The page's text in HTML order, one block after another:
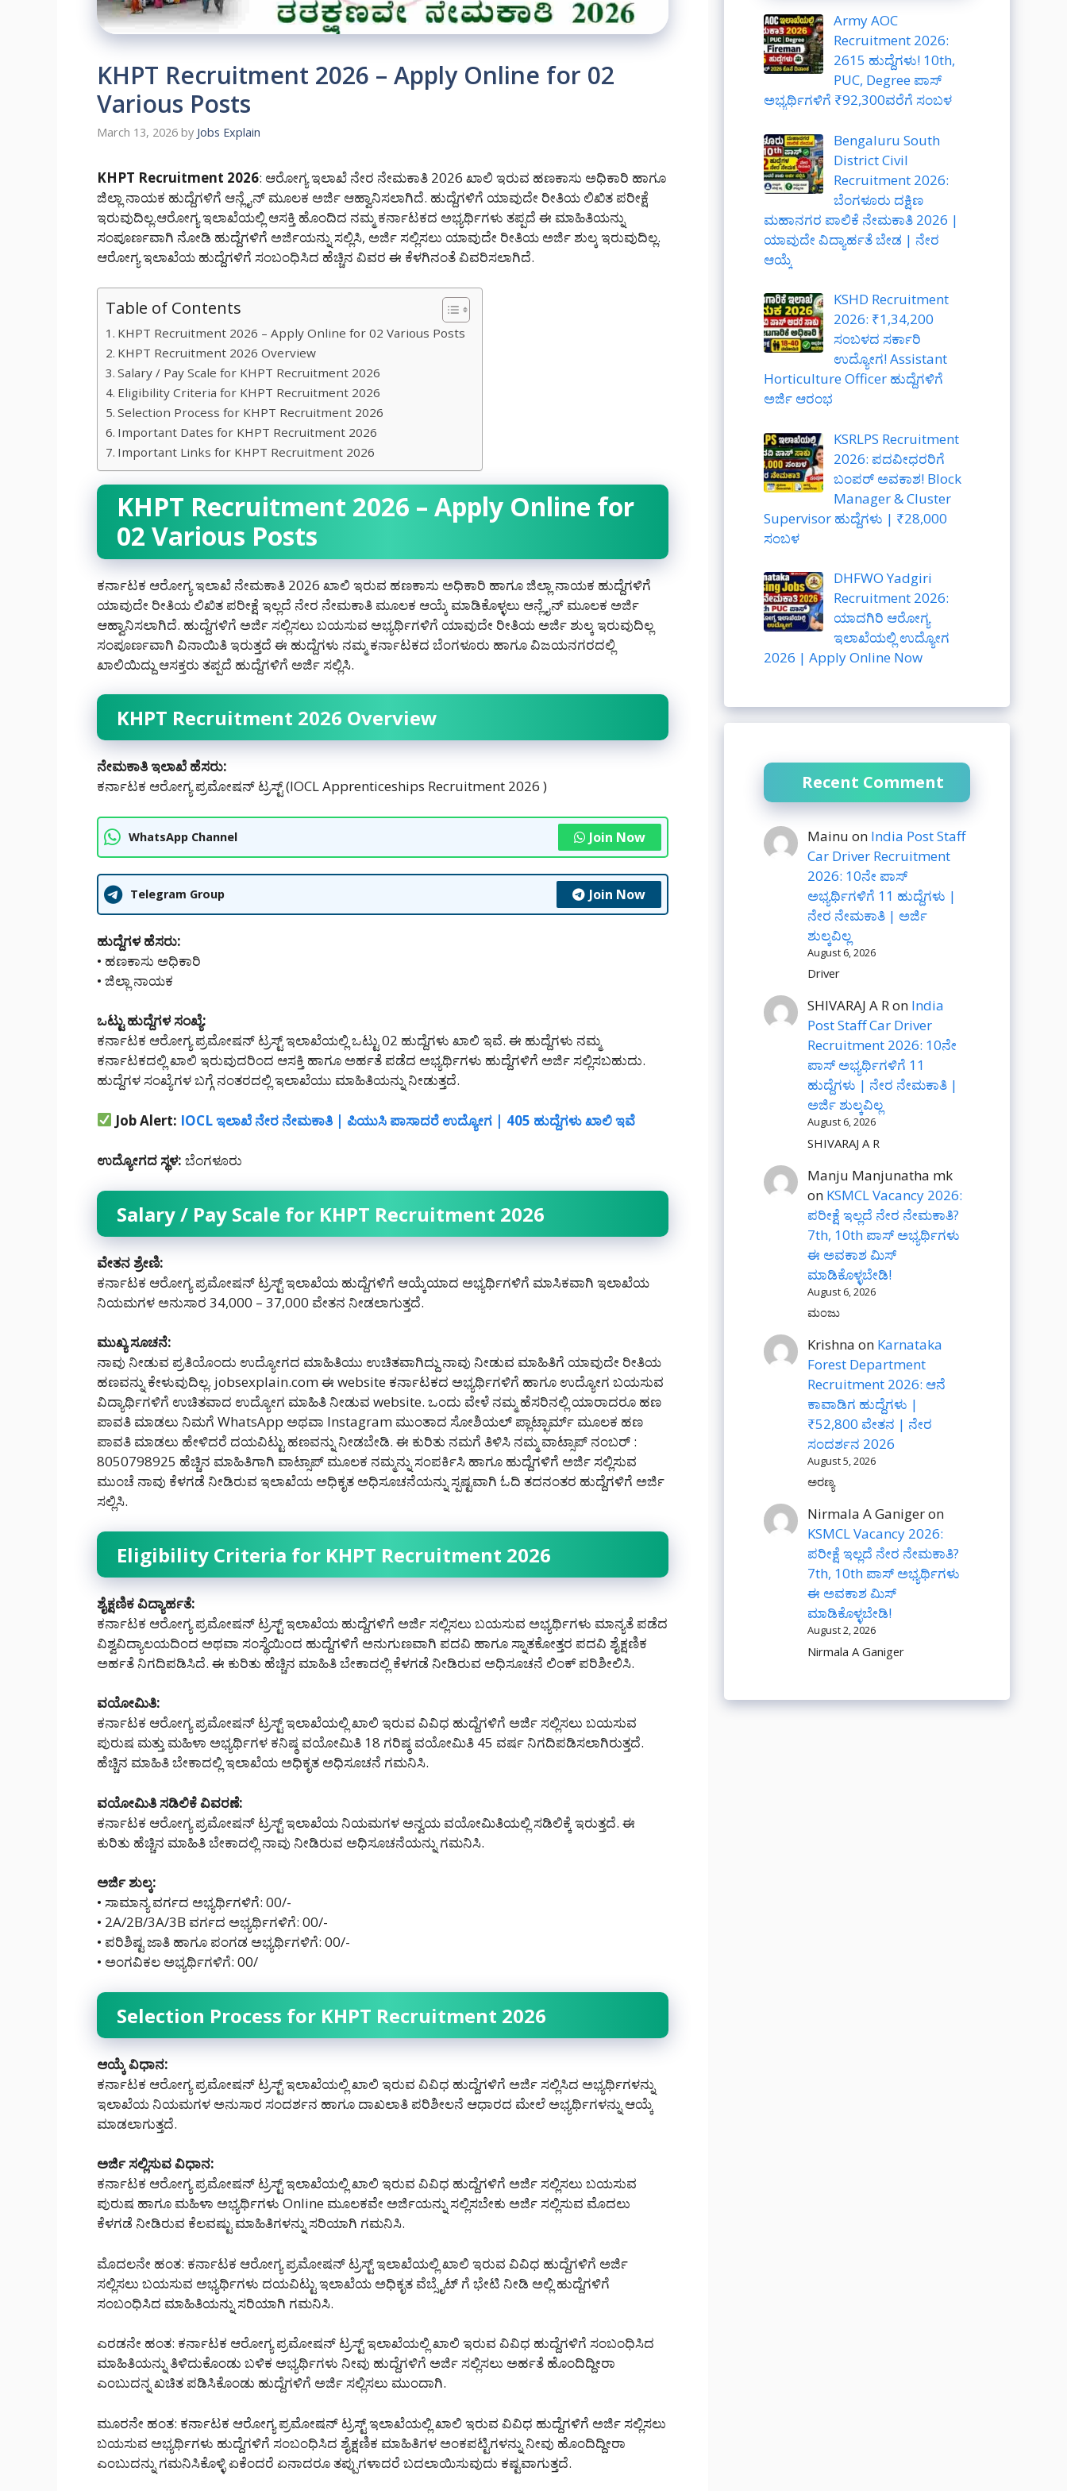
KHPT Recruitment 2026 – Apply Online for 02
Various Posts
March 13, 2026 by Jobs Explain
KHPT Recruitment 2026: ಆರೋಗ್ಯ ಇಲಾಖೆ ನೇರ ನೇಮಕಾತಿ 2026 ಖಾಲಿ ಇರುವ ಹಣಕಾಸು ಅಧಿಕಾರಿ ಹಾಗೂ
ಜಿಲ್ಲಾ ನಾಯಕ ಹುದ್ದೆಗಳಿಗೆ ಆನ್ಲೈನ್ ಮೂಲಕ ಅರ್ಜಿ ಆಹ್ವಾನಿಸಲಾಗಿದೆ. ಹುದ್ದೆಗಳಿಗೆ ಯಾವುದೇ ರೀತಿಯ ಲಿಖಿತ ಪರೀಕ್ಷೆ
ಇರುವುದಿಲ್ಲ.ಆರೋಗ್ಯ ಇಲಾಖೆಯಲ್ಲಿ ಆಸಕ್ತಿ ಹೊಂದಿದ ನಮ್ಮ ಕರ್ನಾಟಕದ ಅಭ್ಯರ್ಥಿಗಳು ತಪ್ಪದೆ ಈ ಮಾಹಿತಿಯನ್ನು
ಸಂಪೂರ್ಣವಾಗಿ ನೋಡಿ ಹುದ್ದೆಗಳಿಗೆ ಅರ್ಜಿಯನ್ನು ಸಲ್ಲಿಸಿ, ಅರ್ಜಿ ಸಲ್ಲಿಸಲು ಯಾವುದೇ ರೀತಿಯ ಅರ್ಜಿ ಶುಲ್ಕ ಇರುವುದಿಲ್ಲ.
ಆರೋಗ್ಯ ಇಲಾಖೆಯ ಹುದ್ದೆಗಳಿಗೆ ಸಂಬಂಧಿಸಿದ ಹೆಚ್ಚಿನ ವಿವರ ಈ ಕೆಳಗಿನಂತೆ ವಿವರಿಸಲಾಗಿದೆ.
Table of Contents
KHPT Recruitment 2026 – Apply Online for 02 Various Posts
KHPT Recruitment 2026 Overview
Salary / Pay Scale for KHPT Recruitment 2026
Eligibility Criteria for KHPT Recruitment 2026
Selection Process for KHPT Recruitment 2026
Important Dates for KHPT Recruitment 2026
Important Links for KHPT Recruitment 2026
KHPT Recruitment 2026 – Apply Online for
02 Various Posts
ಕರ್ನಾಟಕ ಆರೋಗ್ಯ ಇಲಾಖೆ ನೇಮಕಾತಿ 2026 ಖಾಲಿ ಇರುವ ಹಣಕಾಸು ಅಧಿಕಾರಿ ಹಾಗೂ ಜಿಲ್ಲಾ ನಾಯಕ ಹುದ್ದೆಗಳಿಗೆ
ಯಾವುದೇ ರೀತಿಯ ಲಿಖಿತ ಪರೀಕ್ಷೆ ಇಲ್ಲದೆ ನೇರ ನೇಮಕಾತಿ ಮೂಲಕ ಆಯ್ಕೆ ಮಾಡಿಕೊಳ್ಳಲು ಆನ್ಲೈನ್ ಮೂಲಕ ಅರ್ಜಿ
ಆಹ್ವಾನಿಸಲಾಗಿದೆ. ಹುದ್ದೆಗಳಿಗೆ ಅರ್ಜಿ ಸಲ್ಲಿಸಲು ಬಯಸುವ ಅಭ್ಯರ್ಥಿಗಳಿಗೆ ಯಾವುದೇ ರೀತಿಯ ಅರ್ಜಿ ಶುಲ್ಕ ಇರುವುದಿಲ್ಲ
ಸಂಪೂರ್ಣವಾಗಿ ವಿನಾಯಿತಿ ಇರುತ್ತದೆ ಈ ಹುದ್ದೆಗಳು ನಮ್ಮ ಕರ್ನಾಟಕದ ಬೆಂಗಳೂರು ಹಾಗೂ ವಿಜಯನಗರದಲ್ಲಿ
ಖಾಲಿಯಿದ್ದು ಆಸಕ್ತರು ತಪ್ಪದೆ ಹುದ್ದೆಗಳಿಗೆ ಅರ್ಜಿ ಸಲ್ಲಿಸಿ.
KHPT Recruitment 2026 Overview
ನೇಮಕಾತಿ ಇಲಾಖೆ ಹೆಸರು:
ಕರ್ನಾಟಕ ಆರೋಗ್ಯ ಪ್ರಮೋಷನ್ ಟ್ರಸ್ಟ್ (IOCL Apprenticeships Recruitment 2026 )
WhatsApp Channel Join Now
Telegram Group Join Now
ಹುದ್ದೆಗಳ ಹೆಸರು:
• ಹಣಕಾಸು ಅಧಿಕಾರಿ
• ಜಿಲ್ಲಾ ನಾಯಕ
ಒಟ್ಟು ಹುದ್ದೆಗಳ ಸಂಖ್ಯೆ:
ಕರ್ನಾಟಕ ಆರೋಗ್ಯ ಪ್ರಮೋಷನ್ ಟ್ರಸ್ಟ್ ಇಲಾಖೆಯಲ್ಲಿ ಒಟ್ಟು 02 ಹುದ್ದೆಗಳು ಖಾಲಿ ಇವೆ. ಈ ಹುದ್ದೆಗಳು ನಮ್ಮ
ಕರ್ನಾಟಕದಲ್ಲಿ ‌ಖಾಲಿ ಇರುವುದರಿಂದ ಆಸಕ್ತಿ ಹಾಗೂ ಅರ್ಹತೆ ಪಡೆದ ಅಭ್ಯರ್ಥಿಗಳು ಹುದ್ದೆಗಳಿಗೆ ಅರ್ಜಿ ಸಲ್ಲಿಸಬಹುದು.
ಹುದ್ದೆಗಳ ಸಂಖ್ಯೆಗಳ ಬಗ್ಗೆ ನಂತರದಲ್ಲಿ ಇಲಾಖೆಯು ಮಾಹಿತಿಯನ್ನು ನೀಡುತ್ತದೆ.
Job Alert: IOCL ಇಲಾಖೆ ನೇರ ನೇಮಕಾತಿ | ಪಿಯುಸಿ ಪಾಸಾದರೆ ಉದ್ಯೋಗ | 405 ಹುದ್ದೆಗಳು ಖಾಲಿ ಇವೆ
ಉದ್ಯೋಗದ ಸ್ಥಳ: ಬೆಂಗಳೂರು
Salary / Pay Scale for KHPT Recruitment 2026
ವೇತನ ಶ್ರೇಣಿ:
ಕರ್ನಾಟಕ ಆರೋಗ್ಯ ಪ್ರಮೋಷನ್ ಟ್ರಸ್ಟ್ ಇಲಾಖೆಯ ಹುದ್ದೆಗಳಿಗೆ ಆಯ್ಕೆಯಾದ ಅಭ್ಯರ್ಥಿಗಳಿಗೆ ಮಾಸಿಕವಾಗಿ ಇಲಾಖೆಯ
ನಿಯಮಗಳ ಅನುಸಾರ 34,000 – 37,000 ವೇತನ ನೀಡಲಾಗುತ್ತದೆ.
ಮುಖ್ಯ ಸೂಚನೆ:
ನಾವು ನೀಡುವ ಪ್ರತಿಯೊಂದು ಉದ್ಯೋಗದ ಮಾಹಿತಿಯು ಉಚಿತವಾಗಿದ್ದು ನಾವು ನೀಡುವ ಮಾಹಿತಿಗೆ ಯಾವುದೇ ರೀತಿಯ
ಹಣವನ್ನು ಕೇಳುವುದಿಲ್ಲ. jobsexplain.com ಈ website ಕರ್ನಾಟಕದ ಅಭ್ಯರ್ಥಿಗಳಿಗೆ ಹಾಗೂ ಉದ್ಯೋಗ ಬಯಸುವ
ವಿದ್ಯಾರ್ಥಿಗಳಿಗೆ ಉಚಿತವಾದ ಉದ್ಯೋಗ ಮಾಹಿತಿ ನೀಡುವ website. ಒಂದು ವೇಳೆ ನಮ್ಮ ಹೆಸರಿನಲ್ಲಿ ಯಾರಾದರೂ ಹಣ
ಪಾವತಿ ಮಾಡಲು ನಿಮಗೆ WhatsApp ಅಥವಾ Instagram ಮುಂತಾದ ಸೋಶಿಯಲ್ ಪ್ಲಾಟ್ಫಾರ್ಮ್ ಮೂಲಕ ಹಣ
ಪಾವತಿ ಮಾಡಲು ಹೇಳಿದರೆ ದಯವಿಟ್ಟು ಹಣವನ್ನು ನೀಡಬೇಡಿ‌. ಈ ಕುರಿತು ನಮಗೆ ತಿಳಿಸಿ ನಮ್ಮ ವಾಟ್ಸಾಪ್ ನಂಬರ್ :
8050798925 ಹೆಚ್ಚಿನ ಮಾಹಿತಿಗಾಗಿ ವಾಟ್ಸಾಪ್ ಮೂಲಕ ನಮ್ಮನ್ನು ಸಂಪರ್ಕಿಸಿ ಹಾಗೂ ಹುದ್ದೆಗಳಿಗೆ ಅರ್ಜಿ ಸಲ್ಲಿಸುವ
ಮುಂಚೆ ನಾವು ಕೆಳಗಡೆ ನೀಡಿರುವ ಇಲಾಖೆಯ ಅಧಿಕೃತ ಅಧಿಸೂಚನೆಯನ್ನು ಸ್ಪಷ್ಟವಾಗಿ ಓದಿ ತದನಂತರ ಹುದ್ದೆಗಳಿಗೆ ಅರ್ಜಿ
ಸಲ್ಲಿಸಿ.
Eligibility Criteria for KHPT Recruitment 2026
ಶೈಕ್ಷಣಿಕ ವಿದ್ಯಾರ್ಹತೆ:
ಕರ್ನಾಟಕ ಆರೋಗ್ಯ ಪ್ರಮೋಷನ್ ಟ್ರಸ್ಟ್ ಇಲಾಖೆಯ ಹುದ್ದೆಗಳಿಗೆ ಅರ್ಜಿ ಸಲ್ಲಿಸಲು ಬಯಸುವ ಅಭ್ಯರ್ಥಿಗಳು ಮಾನ್ಯತೆ ಪಡೆದ
ವಿಶ್ವವಿದ್ಯಾಲಯದಿಂದ ಅಥವಾ ಸಂಸ್ಥೆಯಿಂದ ಹುದ್ದೆಗಳಿಗೆ ಅನುಗುಣವಾಗಿ ಪದವಿ ಹಾಗೂ ಸ್ನಾತಕೋತ್ತರ ಪದವಿ ಶೈಕ್ಷಣಿಕ
ಅರ್ಹತೆ ನಿಗದಿಪಡಿಸಿದೆ. ಈ ಕುರಿತು ಹೆಚ್ಚಿನ ಮಾಹಿತಿ ಬೇಕಾದಲ್ಲಿ ಕೆಳಗಡೆ ನೀಡಿರುವ ಅಧಿಸೂಚನೆ ಲಿಂಕ್ ಪರಿಶೀಲಿಸಿ.
ವಯೋಮಿತಿ:
ಕರ್ನಾಟಕ ಆರೋಗ್ಯ ಪ್ರಮೋಷನ್ ಟ್ರಸ್ಟ್ ಇಲಾಖೆಯಲ್ಲಿ ಖಾಲಿ ಇರುವ ವಿವಿಧ ಹುದ್ದೆಗಳಿಗೆ ಅರ್ಜಿ ಸಲ್ಲಿಸಲು ಬಯಸುವ
ಪುರುಷ ಮತ್ತು ಮಹಿಳಾ ಅಭ್ಯರ್ಥಿಗಳ ಕನಿಷ್ಠ ವಯೋಮಿತಿ 18 ಗರಿಷ್ಠ ವಯೋಮಿತಿ 45 ವರ್ಷ ನಿಗದಿಪಡಿಸಲಾಗಿರುತ್ತದೆ.
ಹೆಚ್ಚಿನ ಮಾಹಿತಿ ಬೇಕಾದಲ್ಲಿ ಇಲಾಖೆಯ ಅಧಿಕೃತ ಅಧಿಸೂಚನೆ ಗಮನಿಸಿ.
ವಯೋಮಿತಿ ಸಡಿಲಿಕೆ ವಿವರಣೆ:
ಕರ್ನಾಟಕ ಆರೋಗ್ಯ ಪ್ರಮೋಷನ್ ಟ್ರಸ್ಟ್ ಇಲಾಖೆಯ ನಿಯಮಗಳ ಅನ್ವಯ ವಯೋಮಿತಿಯಲ್ಲಿ ಸಡಿಲಿಕ್ಕೆ ಇರುತ್ತದೆ. ಈ
ಕುರಿತು ಹೆಚ್ಚಿನ ಮಾಹಿತಿ ಬೇಕಾದಲ್ಲಿ ನಾವು ನೀಡಿರುವ ಅಧಿಸೂಚನೆಯನ್ನು ಗಮನಿಸಿ.
ಅರ್ಜಿ ಶುಲ್ಕ:
• ಸಾಮಾನ್ಯ ವರ್ಗದ ಅಭ್ಯರ್ಥಿಗಳಿಗೆ: 00/-
• 2A/2B/3A/3B ವರ್ಗದ ಅಭ್ಯರ್ಥಿಗಳಿಗೆ: 00/-
• ಪರಿಶಿಷ್ಟ ಜಾತಿ ಹಾಗೂ ಪಂಗಡ ಅಭ್ಯರ್ಥಿಗಳಿಗೆ: 00/-
• ಅಂಗವಿಕಲ ಅಭ್ಯರ್ಥಿಗಳಿಗೆ: 00/
Selection Process for KHPT Recruitment 2026
ಆಯ್ಕೆ ವಿಧಾನ:
ಕರ್ನಾಟಕ ಆರೋಗ್ಯ ಪ್ರಮೋಷನ್ ಟ್ರಸ್ಟ್ ಇಲಾಖೆಯಲ್ಲಿ ಖಾಲಿ ಇರುವ ವಿವಿಧ ಹುದ್ದೆಗಳಿಗೆ ಅರ್ಜಿ ಸಲ್ಲಿಸಿದ ಅಭ್ಯರ್ಥಿಗಳನ್ನು
ಇಲಾಖೆಯ ನಿಯಮಗಳ ಅನುಸಾರ ಸಂದರ್ಶನ ಹಾಗೂ ದಾಖಲಾತಿ ಪರಿಶೀಲನೆ ಆಧಾರದ ಮೇಲೆ ಅಭ್ಯರ್ಥಿಗಳನ್ನು ಆಯ್ಕೆ
ಮಾಡಲಾಗುತ್ತದೆ.
ಅರ್ಜಿ ಸಲ್ಲಿಸುವ ವಿಧಾನ:
ಕರ್ನಾಟಕ ಆರೋಗ್ಯ ಪ್ರಮೋಷನ್ ಟ್ರಸ್ಟ್ ಇಲಾಖೆಯಲ್ಲಿ ಖಾಲಿ ಇರುವ ವಿವಿಧ ಹುದ್ದೆಗಳಿಗೆ ಅರ್ಜಿ ಸಲ್ಲಿಸಲು ಬಯಸುವ
ಪುರುಷ ಹಾಗೂ ಮಹಿಳಾ ಅಭ್ಯರ್ಥಿಗಳು Online ಮೂಲಕವೇ ಅರ್ಜಿಯನ್ನು ಸಲ್ಲಿಸಬೇಕು ಅರ್ಜಿ ಸಲ್ಲಿಸುವ ಮೊದಲು
ಕೆಳಗಡೆ ನೀಡಿರುವ ಕೆಲವಷ್ಟು ಮಾಹಿತಿಗಳನ್ನು ಸರಿಯಾಗಿ ಗಮನಿಸಿ.
ಮೊದಲನೇ ಹಂತ: ಕರ್ನಾಟಕ ಆರೋಗ್ಯ ಪ್ರಮೋಷನ್ ಟ್ರಸ್ಟ್ ಇಲಾಖೆಯಲ್ಲಿ ಖಾಲಿ ಇರುವ ವಿವಿಧ ಹುದ್ದೆಗಳಿಗೆ ಅರ್ಜಿ
ಸಲ್ಲಿಸಲು ಬಯಸುವ ಅಭ್ಯರ್ಥಿಗಳು ದಯವಿಟ್ಟು ಇಲಾಖೆಯ ಅಧಿಕೃತ ವೆಬ್ಸೈಟ್ ಗೆ ಭೇಟಿ ನೀಡಿ ಅಲ್ಲಿ ಹುದ್ದೆಗಳಿಗೆ
ಸಂಬಂಧಿಸಿದ ಮಾಹಿತಿಯನ್ನು ಸರಿಯಾಗಿ ಗಮನಿಸಿ.
ಎರಡನೇ ಹಂತ: ಕರ್ನಾಟಕ ಆರೋಗ್ಯ ಪ್ರಮೋಷನ್ ಟ್ರಸ್ಟ್ ಇಲಾಖೆಯಲ್ಲಿ ಖಾಲಿ ಇರುವ ವಿವಿಧ ಹುದ್ದೆಗಳಿಗೆ ಸಂಬಂಧಿಸಿದ
ಮಾಹಿತಿಯನ್ನು ತಿಳಿದುಕೊಂಡು ಬಳಿಕ ಅಭ್ಯರ್ಥಿಗಳು ನೀವು ಹುದ್ದೆಗಳಿಗೆ ಅರ್ಜಿ ಸಲ್ಲಿಸಲು ಅರ್ಹತೆ ಹೊಂದಿದ್ದೀರಾ
ಎಂಬುದನ್ನ ಖಚಿತ ಪಡಿಸಿಕೊಂಡು ಹುದ್ದೆಗಳಿಗೆ ಅರ್ಜಿ ಸಲ್ಲಿಸಲು ಮುಂದಾಗಿ.
ಮೂರನೇ ಹಂತ: ಕರ್ನಾಟಕ ಆರೋಗ್ಯ ಪ್ರಮೋಷನ್ ಟ್ರಸ್ಟ್ ಇಲಾಖೆಯಲ್ಲಿ ಖಾಲಿ ಇರುವ ವಿವಿಧ ಹುದ್ದೆಗಳಿಗೆ ಅರ್ಜಿ ಸಲ್ಲಿಸಲು
ಬಯಸುವ ಅಭ್ಯರ್ಥಿಗಳು ಹುದ್ದೆಗಳಿಗೆ ಸಂಬಂಧಿಸಿದ ಶೈಕ್ಷಣಿಕ ಮಾಹಿತಿಗಳ ಅಂಕಪಟ್ಟಿಗಳನ್ನು ನೀವು ಹೊಂದಿದ್ದೀರಾ
ಎಂಬುದನ್ನು ಗಮನಿಸಿಕೊಳ್ಳಿ ಏಕೆಂದರೆ ಏನಾದರೂ ತಪ್ಪುಗಳಾದರೆ ಬದಲಾಯಿಸುವುದು ಕಷ್ಟವಾಗುತ್ತದೆ.
Army AOC
Recruitment 2026:
2615 ಹುದ್ದೆಗಳು! 10th,
PUC, Degree ಪಾಸ್
ಅಭ್ಯರ್ಥಿಗಳಿಗೆ ₹92,300ವರೆಗೆ ಸಂಬಳ
Bengaluru South
District Civil
Recruitment 2026:
ಬೆಂಗಳೂರು ದಕ್ಷಿಣ
ಮಹಾನಗರ ಪಾಲಿಕೆ ನೇಮಕಾತಿ 2026 |
ಯಾವುದೇ ವಿದ್ಯಾರ್ಹತೆ ಬೇಡ | ನೇರ
ಆಯ್ಕೆ
KSHD Recruitment
2026: ₹1,34,200
ಸಂಬಳದ ಸರ್ಕಾರಿ
ಉದ್ಯೋಗ! Assistant
Horticulture Officer ಹುದ್ದೆಗಳಿಗೆ
ಅರ್ಜಿ ಆರಂಭ
KSRLPS Recruitment
2026: ಪದವೀಧರರಿಗೆ
ಬಂಪರ್ ಅವಕಾಶ! Block
Manager & Cluster
Supervisor ಹುದ್ದೆಗಳು | ₹28,000
ಸಂಬಳ
DHFWO Yadgiri
Recruitment 2026:
ಯಾದಗಿರಿ ಆರೋಗ್ಯ
ಇಲಾಖೆಯಲ್ಲಿ ಉದ್ಯೋಗ
2026 | Apply Online Now
Recent Comment
Mainu on India Post Staff
Car Driver Recruitment
2026: 10ನೇ ಪಾಸ್
ಅಭ್ಯರ್ಥಿಗಳಿಗೆ 11 ಹುದ್ದೆಗಳು |
ನೇರ ನೇಮಕಾತಿ | ಅರ್ಜಿ
ಶುಲ್ಕವಿಲ್ಲ
August 6, 2026
Driver
SHIVARAJ A Ron India
Post Staff Car Driver
Recruitment 2026: 10ನೇ
ಪಾಸ್ ಅಭ್ಯರ್ಥಿಗಳಿಗೆ 11
ಹುದ್ದೆಗಳು | ನೇರ ನೇಮಕಾತಿ |
ಅರ್ಜಿ ಶುಲ್ಕವಿಲ್ಲ
August 6, 2026
SHIVARAJ A R
Manju Manjunatha mk
on KSMCL Vacancy 2026:
ಪರೀಕ್ಷೆ ಇಲ್ಲದೆ ನೇರ ನೇಮಕಾತಿ?
7th, 10th ಪಾಸ್ ಅಭ್ಯರ್ಥಿಗಳು
ಈ ಅವಕಾಶ ಮಿಸ್
ಮಾಡಿಕೊಳ್ಳಬೇಡಿ!
August 6, 2026
ಮಂಜು
Krishna on Karnataka
Forest Department
Recruitment 2026: ಆನೆ
ಕಾವಾಡಿಗ ಹುದ್ದೆಗಳು |
₹52,800 ವೇತನ | ನೇರ
ಸಂದರ್ಶನ 2026
August 5, 2026
ಅರಣ್ಯ
Nirmala A Ganigeron
KSMCL Vacancy 2026:
ಪರೀಕ್ಷೆ ಇಲ್ಲದೆ ನೇರ ನೇಮಕಾತಿ?
7th, 10th ಪಾಸ್ ಅಭ್ಯರ್ಥಿಗಳು
ಈ ಅವಕಾಶ ಮಿಸ್
ಮಾಡಿಕೊಳ್ಳಬೇಡಿ!
August 2, 2026
Nirmala A Ganiger